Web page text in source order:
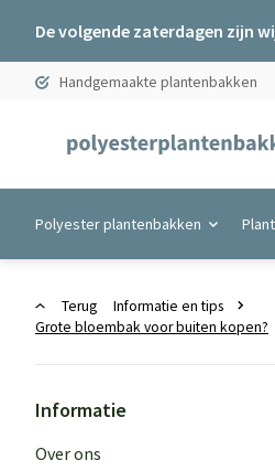
De volgende zaterdagen zijn
Handgemaakte plantenbakken
Polyester plantenbakken
Terug
Informatie en tips
Grote bloembak voor buiten kopen?
Informatie
Over ons